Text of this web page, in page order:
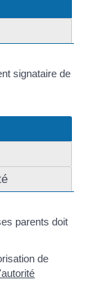
signataire de
parents doit
de